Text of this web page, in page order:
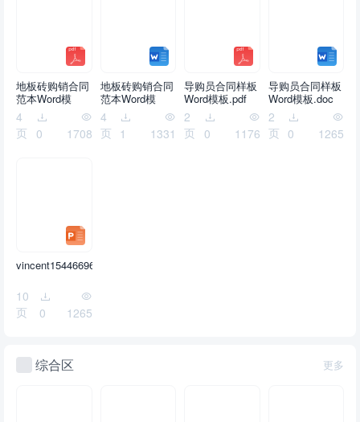
地板砖购销合同
范本Word模
板.pdf
4
页
0 1708
地板砖购销合同
范本Word模
板.doc
4
页 1 1331
导购员合同样板
Word模板.pdf
2
页
0 1176
导购员合同样板
Word模板.doc
2
页 0 1265
vincent1544669629658869.ppt
10
页
0 1265
更多
综合区